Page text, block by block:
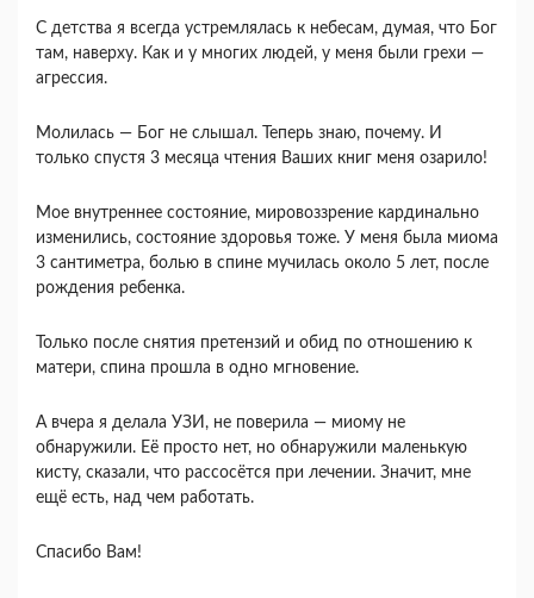
С детства я всегда устремлялась к небесам, думая, что Бог
там, наверху. Как и у многих людей, у меня были грехи —
агрессия.
Молилась — Бог не слышал. Теперь знаю, почему. И
только спустя 3 месяца чтения Ваших книг меня озарило!
Мое внутреннее состояние, мировоззрение кардинально
изменились, состояние здоровья тоже. У меня была миома
3 сантиметра, болью в спине мучилась около 5 лет, после
рождения ребенка.
Только после снятия претензий и обид по отношению к
матери, спина прошла в одно мгновение.
А вчера я делала УЗИ, не поверила — миому не
обнаружили. Её просто нет, но обнаружили маленькую
кисту, сказали, что рассосётся при лечении. Значит, мне
ещё есть, над чем работать.
Спасибо Вам!